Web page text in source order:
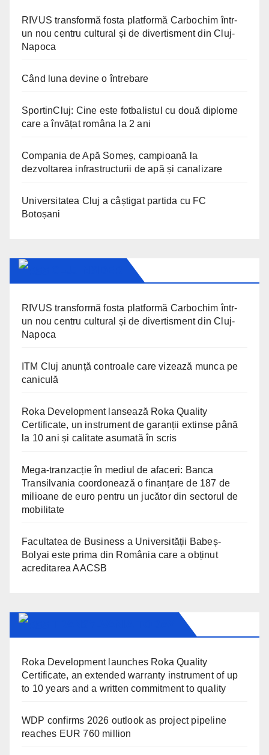
RIVUS transformă fosta platformă Carbochim într-
un nou centru cultural și de divertisment din Cluj-
Napoca
Când luna devine o întrebare
SportinCluj: Cine este fotbalistul cu două diplome
care a învățat româna la 2 ani
Compania de Apă Someș, campioană la
dezvoltarea infrastructurii de apă și canalizare
Universitatea Cluj a câștigat partida cu FC
Botoșani
RIVUS transformă fosta platformă Carbochim într-
un nou centru cultural și de divertisment din Cluj-
Napoca
ITM Cluj anunță controale care vizează munca pe
caniculă
Roka Development lansează Roka Quality
Certificate, un instrument de garanții extinse până
la 10 ani și calitate asumată în scris
Mega-tranzacție în mediul de afaceri: Banca
Transilvania coordonează o finanțare de 187 de
milioane de euro pentru un jucător din sectorul de
mobilitate
Facultatea de Business a Universității Babeș-
Bolyai este prima din România care a obținut
acreditarea AACSB
Roka Development launches Roka Quality
Certificate, an extended warranty instrument of up
to 10 years and a written commitment to quality
WDP confirms 2026 outlook as project pipeline
reaches EUR 760 million